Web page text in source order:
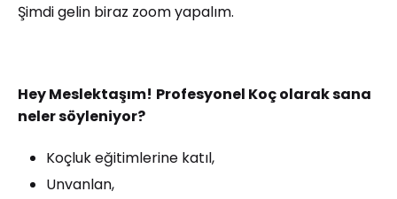
Şimdi gelin biraz zoom yapalım.
Hey Meslektaşım! Profesyonel Koç olarak sana
neler söyleniyor?
Koçluk eğitimlerine katıl,
Unvanlan,